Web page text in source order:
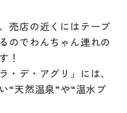
売店の近くにはテーブ
のでわんちゃん連れの
！
・デ・アグリ」には、
“天然温泉”や“温水プ